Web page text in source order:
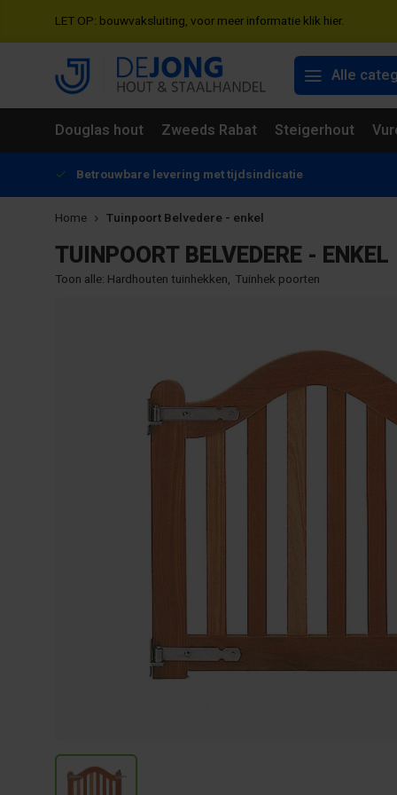
LET OP: bouwvaksluiting, voor meer informatie klik hier.
Alle
Douglas hout Zweeds Rabat Steigerhout
Betrouwbare levering met tijdsindicatie
Home Tuinpoort Belvedere - enkel
TUINPOORT BELVEDERE - ENKEL
Toon alle: Hardhouten tuinhekken, Tuinhek poorten